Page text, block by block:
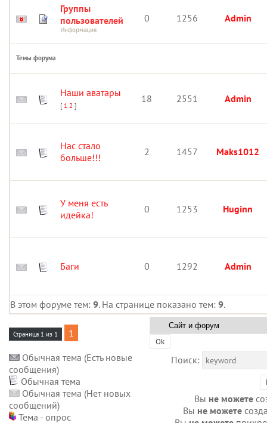
Группы
пользователей
Информация
0 1256 Admin
Темы форума
Наши аватары
[ 1 2 ]
18 2551 Admin
Нас стало
больше!!!
2 1457 Maks1012
У меня есть
идейка!
0 1253 Huginn
Баги 0 1292 Admin
В этом форуме тем: 9. На странице показано тем: 9.
Страница 1 из 1 1
Обычная тема (Есть новые
сообщения)
Обычная тема
Обычная тема (Нет новых
сообщений)
Тема - опрос
Поиск:
Вы не можете
Вы не можете